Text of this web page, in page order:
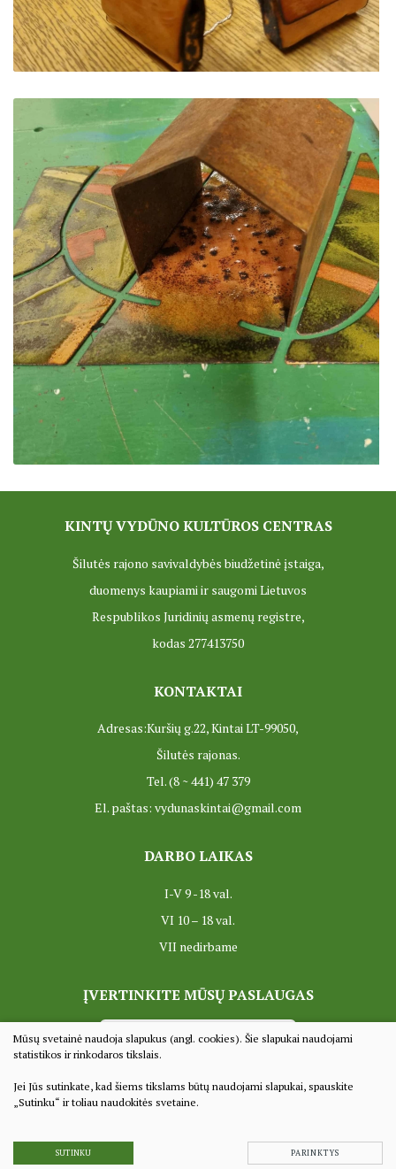
KINTŲ VYDŪNO KULTŪROS CENTRAS
Šilutės rajono savivaldybės biudžetinė įstaiga,
duomenys kaupiami ir saugomi Lietuvos
Respublikos Juridinių asmenų registre,
kodas 277413750
KONTAKTAI
Adresas:Kuršių g.22, Kintai LT-99050,
Šilutės rajonas.
Tel. (8 ~ 441) 47 379
El. paštas: vydunaskintai@gmail.com
DARBO LAIKAS
I-V 9 -18 val.
VI 10 – 18 val.
VII nedirbame
ĮVERTINKITE MŪSŲ PASLAUGAS
VERTINTI
© 2022 Visos teisės saugomos
TEXUS
Mūsų svetainė naudoja slapukus (angl. cookies). Šie slapukai naudojami
statistikos ir rinkodaros tikslais.
Jei Jūs sutinkate, kad šiems tikslams būtų naudojami slapukai, spauskite
„Sutinku“ ir toliau naudokitės svetaine.
SUTINKU PARINKTYS